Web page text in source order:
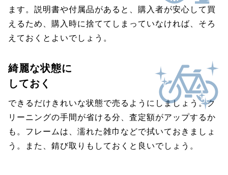
ます。説明書や付属品があると、購入者が安心して買
えるため、購入時に捨ててしまっていなければ、そろ
えておくとよいでしょう。
綺麗な状態に
しておく
できるだけきれいな状態で売るようにしましょう。ク
リーニングの手間が省ける分、査定額がアップするか
も。フレームは、濡れた雑巾などで拭いておきましょ
う。また、錆び取りもしておくと良いでしょう。